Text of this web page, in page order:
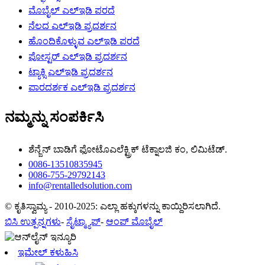
ಮೊಬೈಲ್ ಎಲ್ಇಡಿ ಪರದೆ
ನೆಲದ ಎಲ್ಇಡಿ ಪ್ರದರ್ಶನ
ಹೊಂದಿಕೊಳ್ಳುವ ಎಲ್ಇಡಿ ಪರದೆ
ಪೋಸ್ಟರ್ ಎಲ್ಇಡಿ ಪ್ರದರ್ಶನ
ಟ್ಯಾಕ್ಸಿ ಎಲ್ಇಡಿ ಪ್ರದರ್ಶನ
ಪಾರದರ್ಶಕ ಎಲ್ಇಡಿ ಪ್ರದರ್ಶನ
ನಮ್ಮನ್ನು ಸಂಪರ್ಕಿಸಿ
ಶೆನ್ಜೆನ್ ಬಾಡಿಗೆ ಫೋಟೊಎಲೆಕ್ಟ್ರಿಕ್ ಟೆಕ್ನಾಲಜಿ ಕಂ, ಲಿಮಿಟೆಡ್.
0086-13510835945
0086-755-29792143
info@rentalledsolution.com
© ಕೃತಿಸ್ವಾಮ್ಯ - 2010-2025: ಎಲ್ಲಾ ಹಕ್ಕುಗಳನ್ನು ಕಾಯ್ದಿರಿಸಲಾಗಿದೆ.
ಬಿಸಿ ಉತ್ಪನ್ನಗಳು- ಸೈಟ್ಮ್ಯಾಪ್- ಆಂಪ್ ಮೊಬೈಲ್
ಇಮೇಲ್ ಕಳುಹಿಸಿ